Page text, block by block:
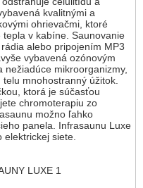
kvalitnými a
ohrievačmi, ktoré
v kabíne. Saunovanie
alebo pripojením MP3
vybavená ozónovým
mikroorganizmy,
mnohostranný úžitok.
ktorá je súčasťou
chromoterapiu zo
možno ľahko
panela. Infrasaunu Luxe
siete.
LUXE 1